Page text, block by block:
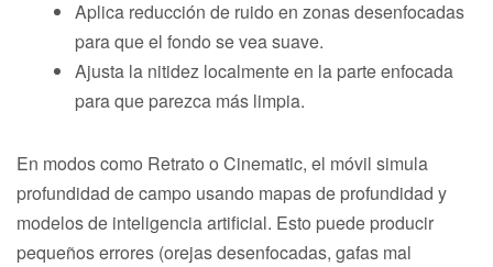
Aplica reducción de ruido en zonas desenfocadas
para que el fondo se vea suave.
Ajusta la nitidez localmente en la parte enfocada
para que parezca más limpia.
En modos como Retrato o Cinematic, el móvil simula
profundidad de campo usando mapas de profundidad y
modelos de inteligencia artificial. Esto puede producir
pequeños errores (orejas desenfocadas, gafas mal